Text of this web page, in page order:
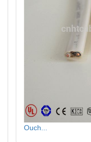
Ouch...